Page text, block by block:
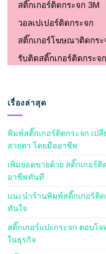
สติ๊กเกอร์ติดกระจก 3M
วอลเปเปอร์ติดกระจก
สติ๊กเกอร์โฆษณาติดกระ
รับติดสติ๊กเกอร์ติดกระจก
เรื่องล่าสุด
พิมพ์สติ๊กเกอร์ติดกระจก เป
สายตา โดยมืออาชีพ
เพิ่มยอดขายด้วย สติ๊กเกอร์
อาชีพทันที
แนะนำร้านพิมพ์สติ๊กเกอร์ติ
ทันใจ
สติ๊กเกอร์แปะกระจก ตอบโ
ในธุรกิจ